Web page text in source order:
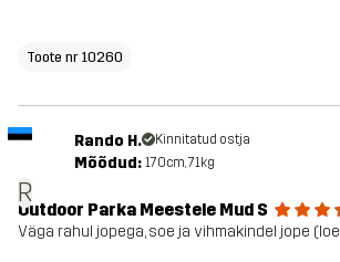
Toote nr 10260
R
Rando H. Kinnitatud ostja
Mõõdud: 170cm, 71kg
Outdoor Parka Meestele Mud S
Väga rahul jopega, soe ja vihmakindel jope